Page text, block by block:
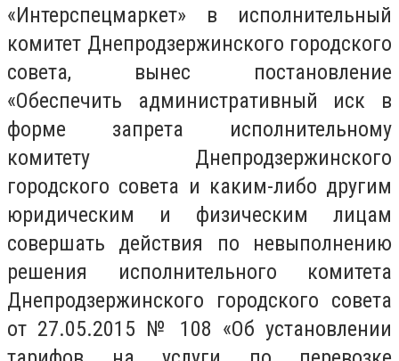
«Интерспецмаркет» в исполнительный
комитет Днепродзержинского городского
совета, вынес постановление
«Обеспечить административный иск в
форме запрета исполнительному
комитету Днепродзержинского
городского совета и каким-либо другим
юридическим и физическим лицам
совершать действия по невыполнению
решения исполнительного комитета
Днепродзержинского городского совета
от 27.05.2015 № 108 «Об установлении